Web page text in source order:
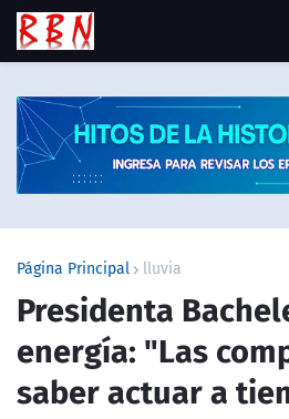
Página Principal lluvia
Presidenta
energía: "Las
saber actuar a